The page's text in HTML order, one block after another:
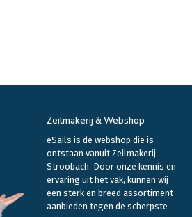
Zeilmakerij & Webshop
eSails is de webshop die is
ontstaan vanuit Zeilmakerij
Stroobach. Door onze kennis en
ervaring uit het vak, kunnen wij
een sterk en breed assortiment
aanbieden tegen de scherpste